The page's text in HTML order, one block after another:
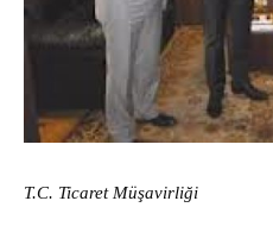
T.C. Ticaret Müşavirliği